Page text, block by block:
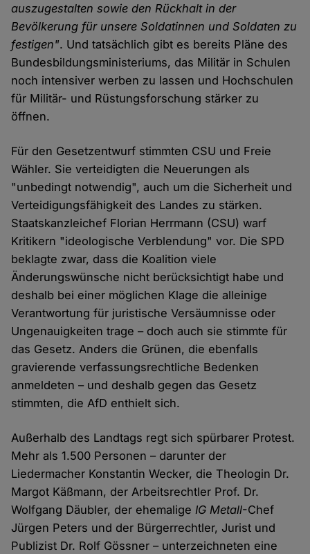
auszugestalten sowie den Rückhalt in der
Bevölkerung für unsere Soldatinnen und Soldaten zu
festigen". Und tatsächlich gibt es bereits Pläne des
Bundesbildungsministeriums, das Militär in Schulen
noch intensiver werben zu lassen und Hochschulen
für Militär- und Rüstungsforschung stärker zu
öffnen.
Für den Gesetzentwurf stimmten CSU und Freie
Wähler. Sie verteidigten die Neuerungen als
"unbedingt notwendig", auch um die Sicherheit und
Verteidigungsfähigkeit des Landes zu stärken.
Staatskanzleichef Florian Herrmann (CSU) warf
Kritikern "ideologische Verblendung" vor. Die SPD
beklagte zwar, dass die Koalition viele
Änderungswünsche nicht berücksichtigt habe und
deshalb bei einer möglichen Klage die alleinige
Verantwortung für juristische Versäumnisse oder
Ungenauigkeiten trage – doch auch sie stimmte für
das Gesetz. Anders die Grünen, die ebenfalls
gravierende verfassungsrechtliche Bedenken
anmeldeten – und deshalb gegen das Gesetz
stimmten, die AfD enthielt sich.
Außerhalb des Landtags regt sich spürbarer Protest.
Mehr als 1.500 Personen – darunter der
Liedermacher Konstantin Wecker, die Theologin Dr.
Margot Käßmann, der Arbeitsrechtler Prof. Dr.
Wolfgang Däubler, der ehemaligeIG Metall-Chef
Jürgen Peters und der Bürgerrechtler, Jurist und
Publizist Dr. Rolf Gössner – unterzeichneten eine